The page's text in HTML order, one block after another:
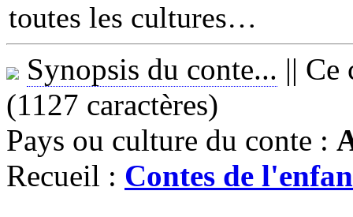
toutes les cultures
Synopsis du conte... || Ce
(1127 caractères)
Pays ou culture du conte :
Recueil : Contes de